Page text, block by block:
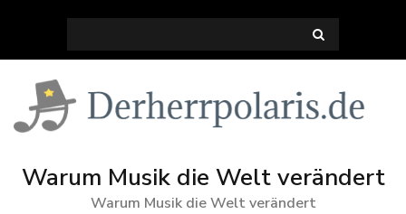
content
for:
Warum Musik die Welt verändert
Warum Musik die Welt verändert